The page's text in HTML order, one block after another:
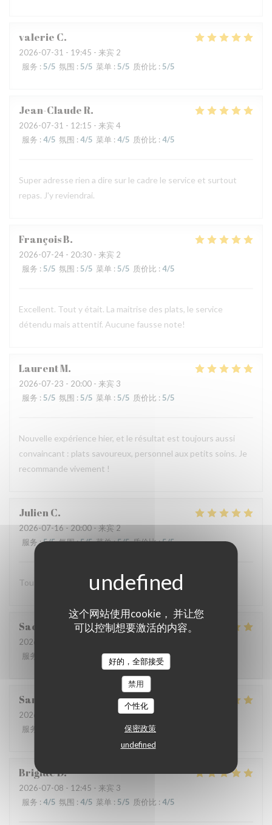
这个网站使用cookie， 并让您
可以控制想要激活的内容。
好的，全部接受
禁用
个性化
保密政策
undefined
valerie C
2026-07-31 - 19:45 - 来宾 2
服务 : 5/5 氛围 : 5/5 菜单 : 5/5 质价比 : 5/5
Jean-ClaudeR
2026-07-31 - 12:15 - 来宾 4
服务 : 4/5 氛围 : 4/5 菜单 : 4/5 质价比 : 4/5
Super adresse rien a dire sur le cadre le service et surtout
repas. J'y reviendrai.
FrançoisB
2026-07-24 - 20:30 - 来宾 2
服务 : 5/5 氛围 : 5/5 菜单 : 5/5 质价比 : 4/5
Excellent. Tout y était. La maitrise des plats, le service
détendu mais attentif. Aucune fausse note!
LaurentM
2026-07-23 - 20:00 - 来宾 3
服务 : 5/5 氛围 : 5/5 菜单 :5/5 质价比 : 5/5
Nouvelle expérience hier, et le résultat est toujours aussi
convaincant : plats savoureux, personnel aux petits soins. Je
recommande vivement !
JulienC
2026-07-16- 20:00 - 来宾 2
服务:5/5 氛围:5/5 菜单:5/5 质价比:5/5
Tout est excellent Beaucoup de goût et de saveur
Sacha
2026-07-15
服务
菜单:5/5 质价比:5/5
Sandrine
2026-07-09
- 12:30 - 来宾 6
服务
/5 质价比
BrigitteD
2026-07-08 - 12:45 - 来宾 3
服务 : 4/5 氛围 : 4/5 菜单 : 5/5 质价比 : 4/5